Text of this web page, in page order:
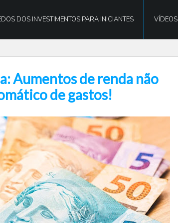
DOS INVESTIMENTOS PARA INICIANTES VÍDEOS
Aumentos de renda não
de gastos!